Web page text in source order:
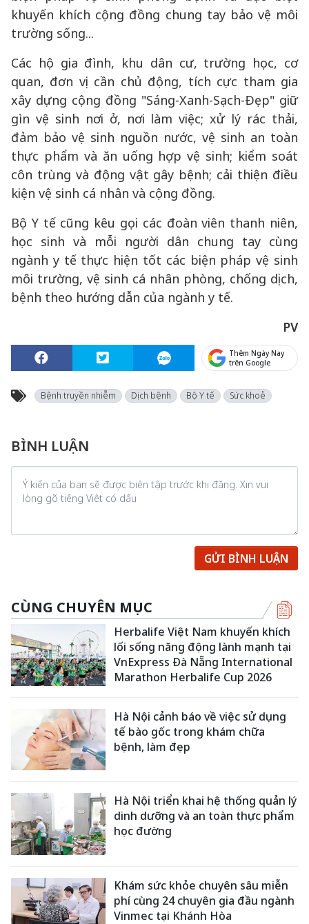
khuyến khích cộng đồng chung tay bảo vệ môi
trường sống...
Các hộ gia đình, khu dân cư, trường học, cơ
quan, đơn vị cần chủ động, tích cực tham gia
xây dựng cộng đồng "Sáng-Xanh-Sạch-Đẹp" giữ
gìn vệ sinh nơi ở, nơi làm việc; xử lý rác thải,
đảm bảo vệ sinh nguồn nước, vệ sinh an toàn
thực phẩm và ăn uống hợp vệ sinh; kiểm soát
côn trùng và động vật gây bệnh; cải thiện điều
kiện vệ sinh cá nhân và cộng đồng.
Bộ Y tế cũng kêu gọi các đoàn viên thanh niên,
học sinh và mỗi người dân chung tay cùng
ngành y tế thực hiện tốt các biện pháp vệ sinh
môi trường, vệ sinh cá nhân phòng, chống dịch,
bệnh theo hướng dẫn của ngành y tế.
PV
Thêm Ngày Nay
trên Google
Bệnh truyền nhiễm Dịch bệnh Bộ Y tế Sức khoẻ
BÌNH LUẬN
GỬI BÌNH LUẬN
CÙNG CHUYÊN MỤC
Herbalife Việt Nam khuyến khích
lối sống năng động lành mạnh tại
VnExpress Đà Nẵng International
Marathon Herbalife Cup 2026
Hà Nội cảnh báo về việc sử dụng
tế bào gốc trong khám chữa
bệnh, làm đẹp
Hà Nội triển khai hệ thống quản lý
dinh dưỡng và an toàn thực phẩm
học đường
Khám sức khỏe chuyên sâu miễn
phí cùng 24 chuyên gia đầu ngành
Vinmec tại Khánh Hòa